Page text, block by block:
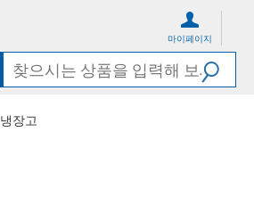
마이페이지
냉장고